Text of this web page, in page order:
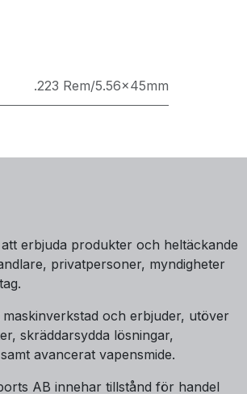
.223 Rem/5.56x45mm
erbjuda produkter och heltäckande
privatpersoner, myndigheter
och erbjuder, utöver
skräddarsydda lösningar,
avancerat vapensmide.
AB innehar tillstånd för handel